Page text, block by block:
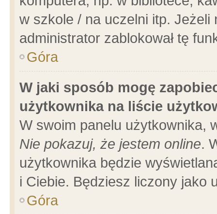
w szkole / na uczelni itp.
administrator zablokował tę
Góra
W jaki sposób mogę
użytkownika na liście
W swoim panelu użytkownika,
Nie pokazuj, że jestem online.
użytkownika będzie
i Ciebie. Będziesz liczony jako
Góra